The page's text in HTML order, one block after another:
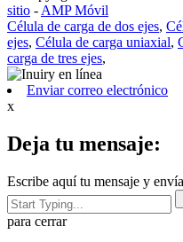
sitio - AMP Móvil
Célula de carga de dos ejes,
ejes, Célula de carga uniaxial,
carga de tres ejes,
Enviar correo electrónico
x
Deja tu mensaje:
Escribe aquí tu mensaje y
para cerrar